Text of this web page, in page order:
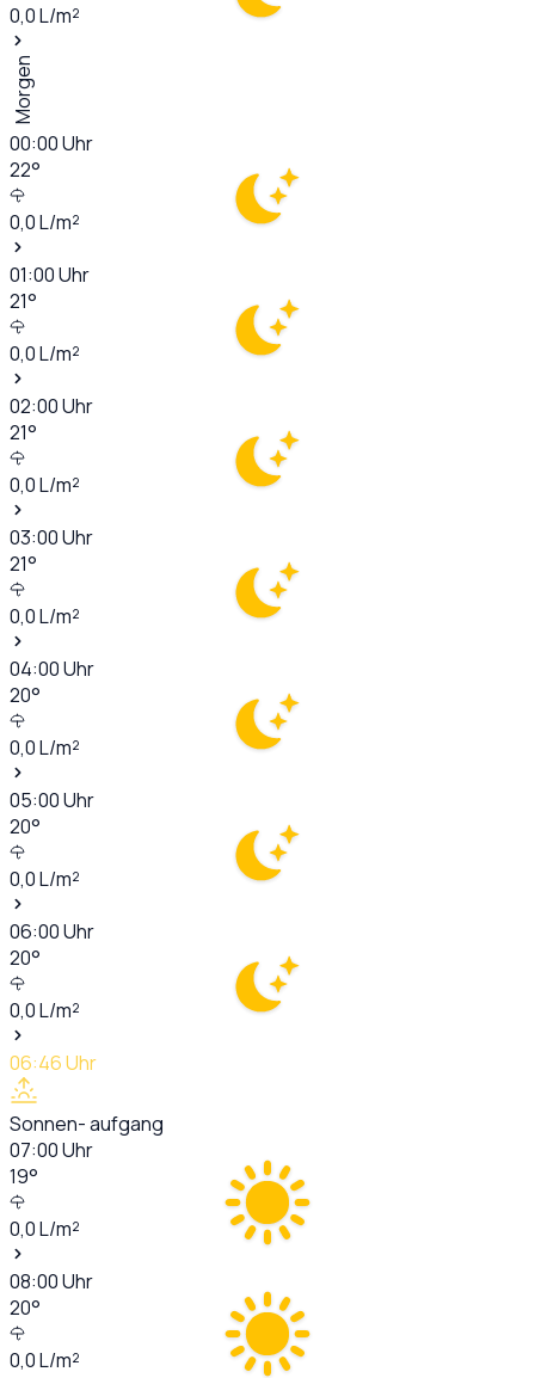
0,0L/m²
Morgen
00:00Uhr
22°
0,0L/m²
01:00Uhr
21°
0,0L/m²
02:00Uhr
21°
0,0L/m²
03:00Uhr
21°
0,0L/m²
04:00Uhr
20°
0,0L/m²
05:00Uhr
20°
0,0L/m²
06:00Uhr
20°
0,0L/m²
06:46Uhr
Sonnen- aufgang
07:00Uhr
19°
0,0L/m²
08:00Uhr
20°
0,0L/m²